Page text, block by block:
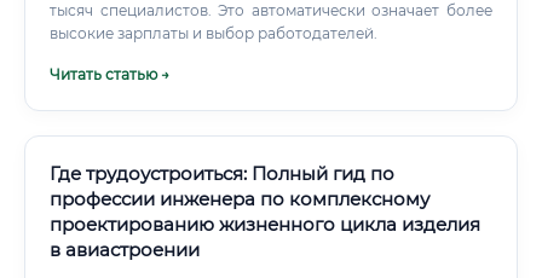
тысяч специалистов. Это автоматически означает более
высокие зарплаты и выбор работодателей.
Читать статью →
Где трудоустроиться: Полный гид по
профессии инженера по комплексному
проектированию жизненного цикла изделия
в авиастроении